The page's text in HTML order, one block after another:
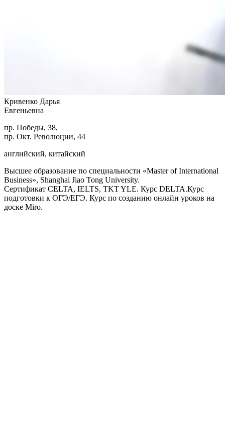
Кривенко Дарья
Евгеньевна
пр. Победы, 38,
пр. Окт. Революции, 44
английский, китайский
Высшее образование по специальности «Master of International
Business», Shanghai Jiao Tong University.
Сертификат CELTA, IELTS, TKT YLE. Курс DELTA.Курс
подготовки к ОГЭ/ЕГЭ. Курс по созданию онлайн уроков на
доске Miro.